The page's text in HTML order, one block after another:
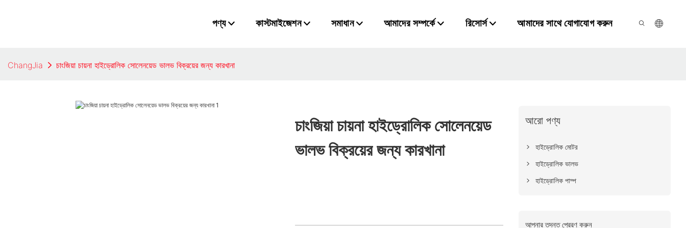
পণ্য কাস্টমাইজেশন সমাধান আমাদের সম্পর্কে রিসোর্স আমাদের সাথে যোগাযোগ করুন
ChangJia চাংজিয়া চায়না হাইড্রোলিক সোলেনয়েড ভালভ বিক্রয়ের জন্য কারখানা
চাংজিয়া চায়না হাইড্রোলিক সোলেনয়েড
ভালভ বিক্রয়ের জন্য কারখানা
আরো পণ্য
হাইড্রোলিক মোটর
হাইড্রোলিক ভালভ
হাইড্রোলিক পাম্প
আপনার তদন্ত প্রেরণ করুন